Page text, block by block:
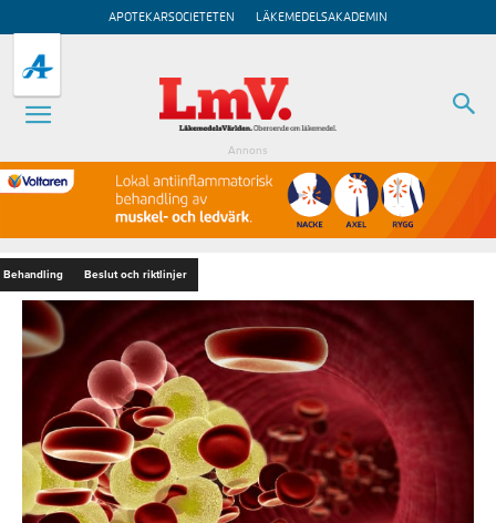
APOTEKARSOCIETETEN LÄKEMEDELSAKADEMIN
Annons
Behandling Beslut och riktlinjer